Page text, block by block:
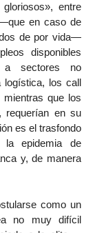
entre
en caso de
de por vida—
disponibles
a sectores no
logística, los call
que los
requerían en su
es el trasfondo
la epidemia de
y, de manera
como un
no muy difícil